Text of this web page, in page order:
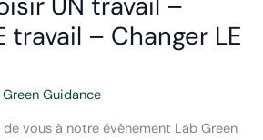
travail – Changer LE
Guidance
vous à notre évènement Lab Green